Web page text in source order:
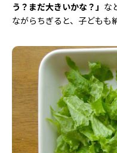
う？まだ大きいかな？」 な
ながらちぎると、子どもも